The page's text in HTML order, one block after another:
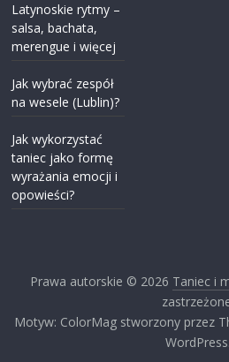
Latynoskie rytmy –
salsa, bachata,
merengue i więcej
Jak wybrać zespół
na wesele (Lublin)?
Jak wykorzystać
taniec jako formę
wyrażania emocji i
opowieści?
Prawa autorskie © 2026 Taniec i
Motyw: ColorMag stworzony przez
WordPress.